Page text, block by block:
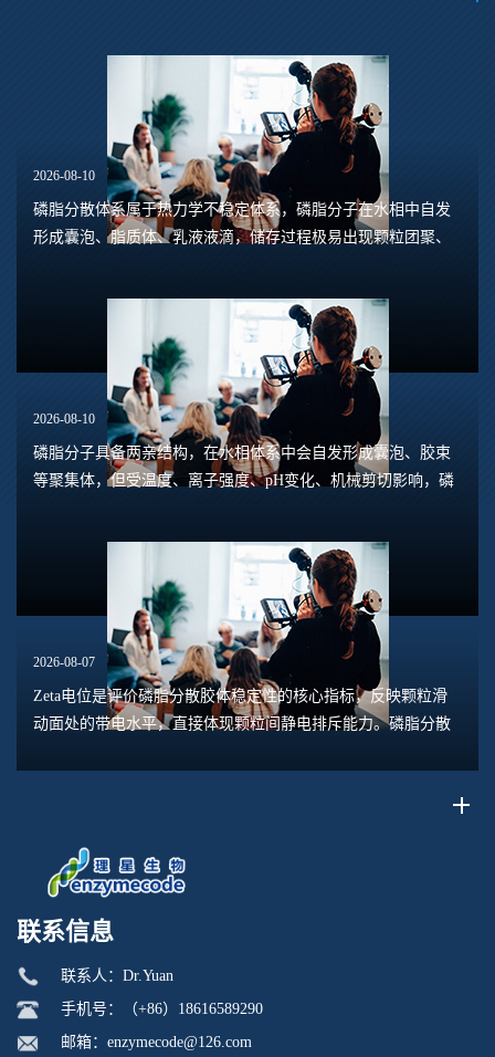
2026-08-10
磷脂分散体系属于热力学不稳定体系，磷脂分子在水相中自发
形成囊泡、脂质体、乳液液滴，储存过程极易出现颗粒团聚、
2026-08-10
磷脂分子具备两亲结构，在水相体系中会自发形成囊泡、胶束
等聚集体，但受温度、离子强度、pH变化、机械剪切影响，磷
2026-08-07
Zeta电位是评价磷脂分散胶体稳定性的核心指标，反映颗粒滑
动面处的带电水平，直接体现颗粒间静电排斥能力。磷脂分散
联系信息
联系人：Dr.Yuan
手机号：（+86）18616589290
邮箱：enzymecode@126.com